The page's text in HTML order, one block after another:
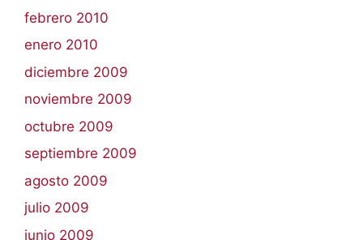
febrero 2010
enero 2010
diciembre 2009
noviembre 2009
octubre 2009
septiembre 2009
agosto 2009
julio 2009
junio 2009